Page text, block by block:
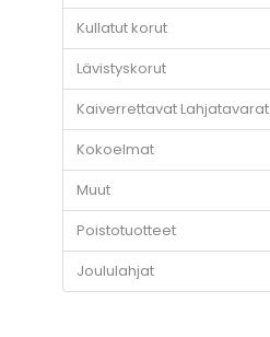
Kullatut korut
Lävistyskorut
Kaiverrettavat Lahjatavarat
Kokoelmat
Muut
Poistotuotteet
Joululahjat